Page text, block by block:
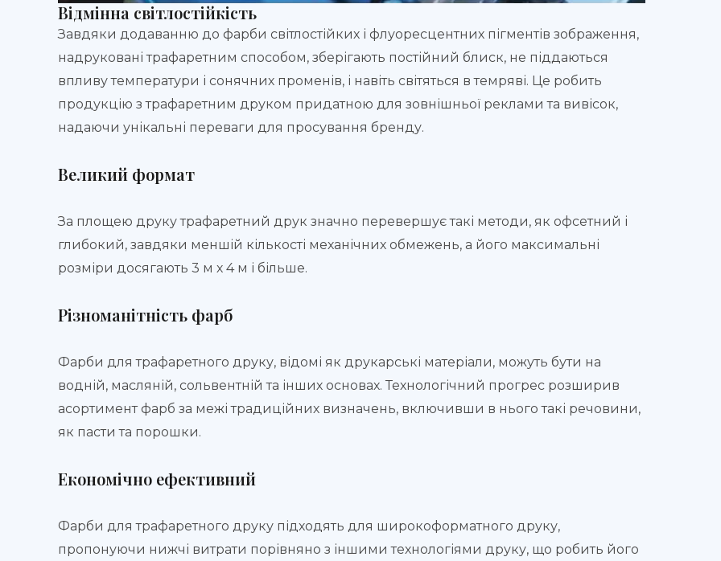
Відмінна світлостійкість
Завдяки додаванню до фарби світлостійких і флуоресцентних пігментів зображення,
надруковані трафаретним способом, зберігають постійний блиск, не піддаються
впливу температури і сонячних променів, і навіть світяться в темряві. Це робить
продукцію з трафаретним друком придатною для зовнішньої реклами та вивісок,
надаючи унікальні переваги для просування бренду.
Великий формат
За площею друку трафаретний друк значно перевершує такі методи, як офсетний і
глибокий, завдяки меншій кількості механічних обмежень, а його максимальні
розміри досягають 3 м х 4 м і більше.
Різноманітність фарб
Фарби для трафаретного друку, відомі як друкарські матеріали, можуть бути на
водній, масляній, сольвентній та інших основах. Технологічний прогрес розширив
асортимент фарб за межі традиційних визначень, включивши в нього такі речовини,
як пасти та порошки.
Економічно ефективний
Фарби для трафаретного друку підходять для широкоформатного друку,
пропонуючи нижчі витрати порівняно з іншими технологіями друку, що робить його